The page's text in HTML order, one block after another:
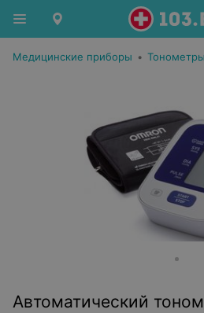
Медицинские приборы • Тонометры
Автоматический